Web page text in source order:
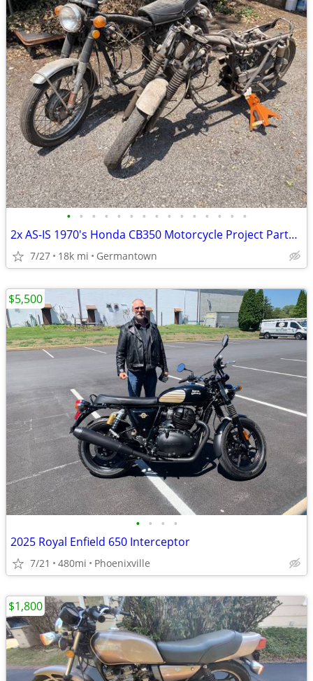
• • • • • • • • • • • • • • •
2x AS-IS 1970's Honda CB350 Motorcycle Project Parts OBO
7/27 18k mi Germantown
• • • •
2025 Royal Enfield 650 Interceptor
7/21 480mi Phoenixville
$5,500
$1,800